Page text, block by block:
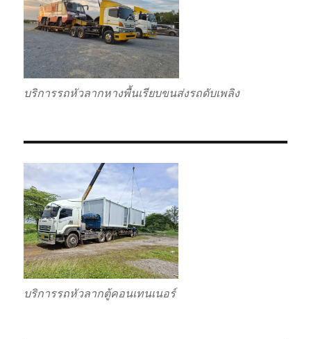
บริการรถหัวลากหางพื้นเรียบขนส่งรถดับเพลิง
บริการรถหัวลากตู้คอนเทนเนอร์